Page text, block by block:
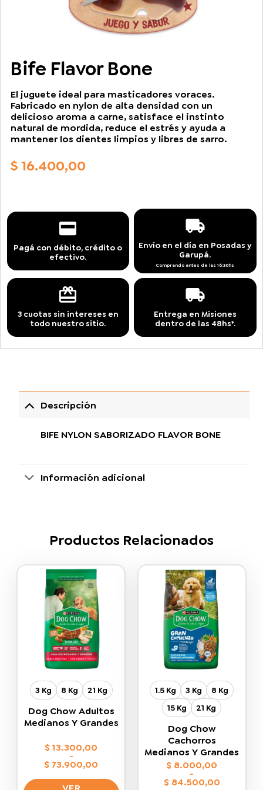
Bife Flavor Bone
El juguete ideal para masticadores voraces.
Fabricado en nylon de alta densidad con un
delicioso aroma a carne, satisface el instinto
natural de mordida, reduce el estrés y ayuda a
mantener los dientes limpios y libres de sarro.
$16.400,00
Pagá con débito, crédito o
efectivo.
Envío en el día en Posadas y
Garupá.
Comprando antes de las 16:30hs
3 cuotas sin intereses en
todo nuestro sitio.
Entrega en Misiones
dentro de las 48hs*.
Descripción
BIFE NYLON SABORIZADO FLAVOR BONE
Información adicional
Productos Relacionados
3 Kg 8 Kg 21 Kg
Dog Chow Adultos
Medianos Y Grandes
$13.300,00
-
$73.900,00
Rango
de
precios:
1.5 Kg 3 Kg
8 Kg
15 Kg
21 Kg
Dog Chow
Cachorros
Medianos Y Grandes
$ 8.000,00
-
$84.500,00